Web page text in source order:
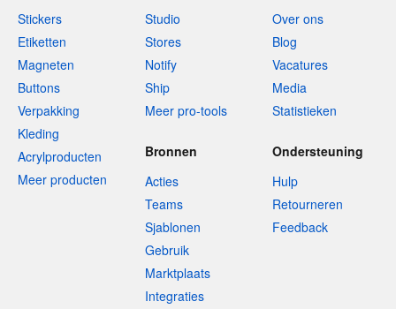
Stickers
Etiketten
Magneten
Buttons
Verpakking
Kleding
Acrylproducten
Meer producten
Studio
Stores
Notify
Ship
Meer pro-tools
Over ons
Blog
Vacatures
Media
Statistieken
Bronnen
Acties
Teams
Sjablonen
Gebruik
Marktplaats
Integraties
Ondersteuning
Hulp
Retourneren
Feedback